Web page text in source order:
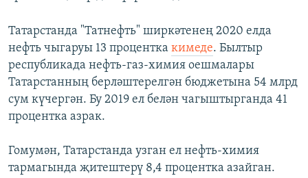
Татарстанда "Татнефть" ширкәтенең 2020 елда
нефть чыгаруы 13 процентка кимеде. Былтыр
республикада нефть-газ-химия оешмалары
Татарстанның берләштерелгән бюджетына 54 млрд
сум күчергән. Бу 2019 ел белән чагыштырганда 41
процентка азрак.
Гомумән, Татарстанда узган ел нефть-химия
тармагында җитештерү 8,4 процентка азайган.